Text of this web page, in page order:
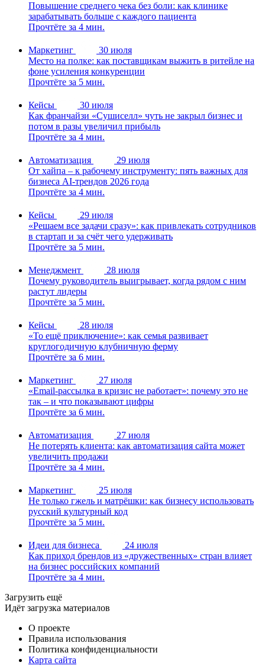
Повышение среднего чека без боли: как клинике
зарабатывать больше с каждого пациента
Прочтёте за 4 мин.
Маркетинг
30 июля
Место на полке: как поставщикам выжить в ритейле на
фоне усиления конкуренции
Прочтёте за 5 мин.
Кейсы
30 июля
Как франчайзи «Сушиселл» чуть не закрыл бизнес и
потом в разы увеличил прибыль
Прочтёте за 4 мин.
Автоматизация
29 июля
От хайпа – к рабочему инструменту: пять важных для
бизнеса AI-трендов 2026 года
Прочтёте за 4 мин.
Кейсы
29 июля
«Решаем все задачи сразу»: как привлекать сотрудников
в стартап и за счёт чего удерживать
Прочтёте за 5 мин.
Менеджмент
28 июля
Почему руководитель выигрывает, когда рядом с ним
растут лидеры
Прочтёте за 5 мин.
Кейсы
28 июля
«То ещё приключение»: как семья развивает
круглогодичную клубничную ферму
Прочтёте за 6 мин.
Маркетинг
27 июля
«Email-рассылка в кризис не работает»: почему это не
так – и что показывают цифры
Прочтёте за 6 мин.
Автоматизация
27 июля
Не потерять клиента: как автоматизация сайта может
увеличить продажи
Прочтёте за 4 мин.
Маркетинг
25 июля
Не только гжель и матрёшки: как бизнесу использовать
русский культурный код
Прочтёте за 5 мин.
Идеи для бизнеса
24 июля
Как приход брендов из «дружественных» стран влияет
на бизнес российских компаний
Прочтёте за 4 мин.
Загрузить ещё
Идёт загрузка материалов
О проекте
Правила использования
Политика конфиденциальности
Карта сайта